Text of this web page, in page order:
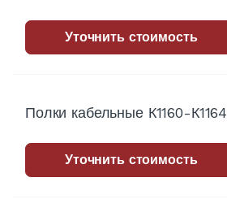
Уточнить стоимость
Полки кабельные К1160-К1164
Уточнить стоимость